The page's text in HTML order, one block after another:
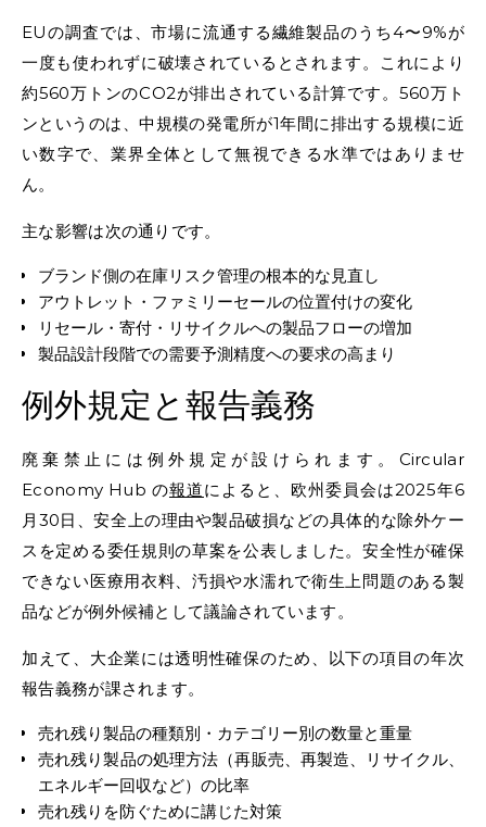
EUの調査では、市場に流通する繊維製品のうち4〜9%が
一度も使われずに破壊されているとされます。これにより
約560万トンのCO2が排出されている計算です。560万ト
ンというのは、中規模の発電所が1年間に排出する規模に近
い数字で、業界全体として無視できる水準ではありませ
ん。
主な影響は次の通りです。
ブランド側の在庫リスク管理の根本的な見直し
アウトレット・ファミリーセールの位置付けの変化
リセール・寄付・リサイクルへの製品フローの増加
製品設計段階での需要予測精度への要求の高まり
例外規定と報告義務
廃棄禁止には例外規定が設けられます。Circular
Economy Hub の報道によると、欧州委員会は2025年6
月30日、安全上の理由や製品破損などの具体的な除外ケー
スを定める委任規則の草案を公表しました。安全性が確保
できない医療用衣料、汚損や水濡れで衛生上問題のある製
品などが例外候補として議論されています。
加えて、大企業には透明性確保のため、以下の項目の年次
報告義務が課されます。
売れ残り製品の種類別・カテゴリー別の数量と重量
売れ残り製品の処理方法（再販売、再製造、リサイクル、
エネルギー回収など）の比率
売れ残りを防ぐために講じた対策